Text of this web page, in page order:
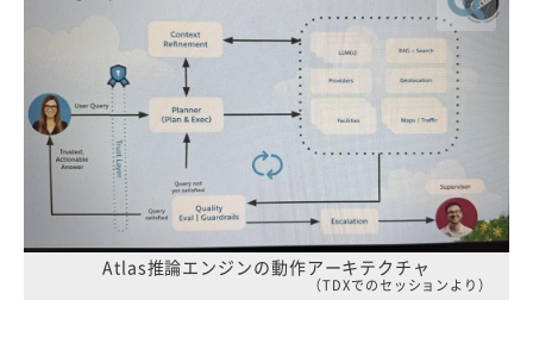
Atlas推論エンジンの動作アーキテクチャ
（TDXでのセッションより）